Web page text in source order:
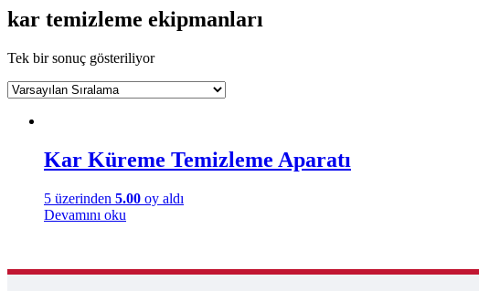
kar temizleme ekipmanları
Tek bir sonuç gösteriliyor
Kar Küreme Temizleme Aparatı
5 üzerinden 5.00 oy aldı
Devamını oku